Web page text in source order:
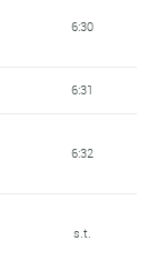
6:30
6:31
6:32
s.t.